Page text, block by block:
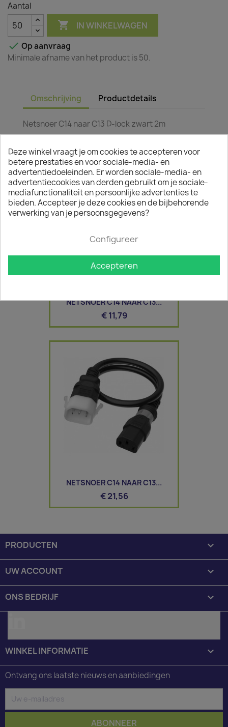
Aantal
 IN WINKELWAGEN
 Op aanvraag
Minimale afname van het product is 50.
Omschrijving Productdetails
Netsnoer C14 naar C13 D-lock zwart 2m
JE BENT MISSCHIEN OOK GEÏNTERESSEERD IN
NETSNOER C14 NAAR C13...
€ 11,79
NETSNOER C14 NAAR C13...
€ 21,56
PRODUCTEN 
UW ACCOUNT 
ONS BEDRIJF 
WINKEL INFORMATIE keyboard_arrow_down
Ontvang ons laatste nieuws en aanbiedingen
Deze winkel vraagt je om cookies te accepteren voor
betere prestaties en voor sociale-media- en
advertentiedoeleinden. Er worden sociale-media- en
advertentiecookies van derden gebruikt om je sociale-
mediafunctionaliteit en persoonlijke advertenties te
bieden. Accepteer je deze cookies en de bijbehorende
verwerking van je persoonsgegevens?
Configureer
Accepteren